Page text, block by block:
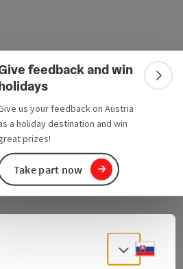
feedback and win
us your feedback on Austria
a holiday destination and win
prizes!
Take part now
open inOpen in
the "Moar in der Gruab" in
Lake Traunsee, put a lot of
soul into their "Moariginalen".Select